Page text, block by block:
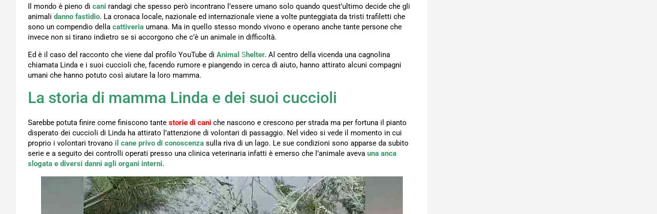
Il mondo è pieno di cani randagi che spesso però incontrano l’essere umano solo quando quest’ultimo decide che gli
animali danno fastidio. La cronaca locale, nazionale ed internazionale viene a volte punteggiata da tristi trafiletti che
sono un compendio della cattiveria umana. Ma in quello stesso mondo vivono e operano anche tante persone che
invece non si tirano indietro se si accorgono che c’è un animale in difficoltà.
Ed è il caso del racconto che viene dal profilo YouTube di Animal Shelter. Al centro della vicenda una cagnolina
chiamata Linda e i suoi cuccioli che, facendo rumore e piangendo in cerca di aiuto, hanno attirato alcuni compagni
umani che hanno potuto così aiutare la loro mamma.
La storia di mamma Linda e dei suoi cuccioli
Sarebbe potuta finire come finiscono tante storie di cani che nascono e crescono per strada ma per fortuna il pianto
disperato dei cuccioli di Linda ha attirato l’attenzione di volontari di passaggio. Nel video si vede il momento in cui
proprio i volontari trovano il cane privo di conoscenza sulla riva di un lago. Le sue condizioni sono apparse da subito
serie e a seguito dei controlli operati presso una clinica veterinaria infatti è emerso che l’animale aveva una anca
slogata e diversi danni agli organi interni.